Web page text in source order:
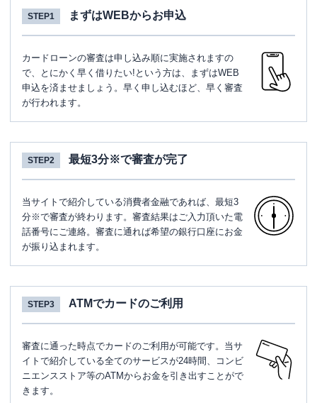
STEP1 まずはWEBからお申込
カードローンの審査は申し込み順に実施されますの
で、とにかく早く借りたい!という方は、まずはWEB
申込を済ませましょう。早く申し込むほど、早く審査
が行われます。
STEP2 最短3分※で審査が完了
当サイトで紹介している消費者金融であれば、最短3
分※で審査が終わります。審査結果はご入力頂いた電
話番号にご連絡。審査に通れば希望の銀行口座にお金
が振り込まれます。
STEP3 ATMでカードのご利用
審査に通った時点でカードのご利用が可能です。当サ
イトで紹介している全てのサービスが24時間、コンビ
ニエンスストア等のATMからお金を引き出すことがで
きます。